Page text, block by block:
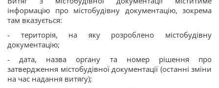
інформацію про містобудівну документацію, зокрема
там вказується:
- територія, на яку розроблено містобудівну
документацію;
- дата, назва органу та номер рішення про
затвердження містобудівної документації (останні зміни
на час надання витягу);